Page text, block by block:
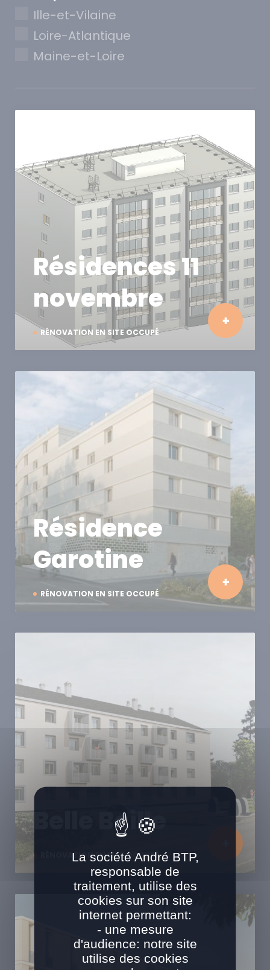
Ille-et-Vilaine
Loire-Atlantique
Maine-et-Loire
RÉNOVATION EN SITE OCCUPÉ
Résidences 11
novembre
RÉNOVATION EN SITE OCCUPÉ
Résidence
Garotine
RÉNOVATION EN SITE OCCUPÉ
Belle Beille
La société André BTP,
responsable de
traitement, utilise des
cookies sur son site
internet permettant:
- une mesure
d'audience: notre site
utilise des cookies